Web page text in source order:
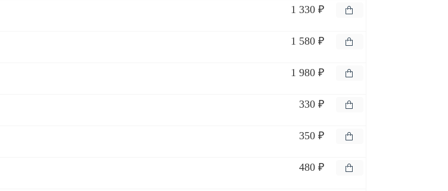
1 330 ₽
1 580 ₽
1 980 ₽
330 ₽
350 ₽
480 ₽